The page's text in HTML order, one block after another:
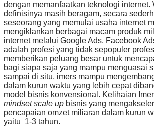
dengan memanfaatkan teknologi internet.
definisinya masih beragam, secara
seseorang yang memulai usaha internet
mengiklankan berbagai macam produk
internet melalui Google Ads, Facebook
adalah profesi yang tidak sepopuler
memberikan peluang besar untuk
bagi siapa saja yang mampu menguasai
sampai di situ, imers mampu
dalam kurun waktu yang lebih cepat
model bisnis konvensional. Kelihaian
mindset scale up bisnis yang
pencapaian omzet miliaran dalam kurun
yaitu 1-3 tahun.